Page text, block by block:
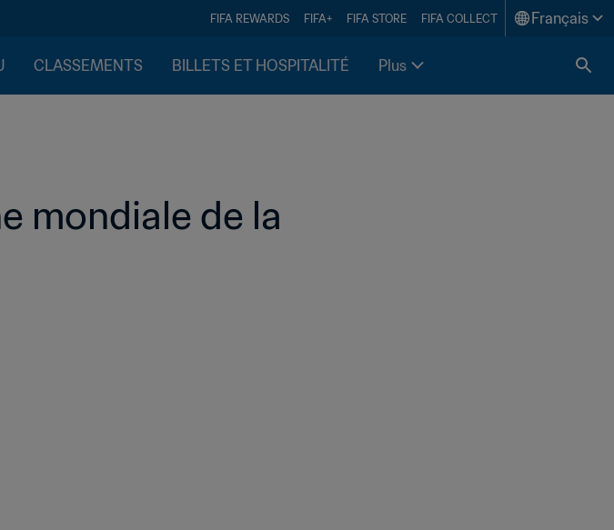
FIFA REWARDS FIFA+ FIFA STORE FIFA COLLECT Français
CLASSEMENTS BILLETS ET HOSPITALITÉ Plus
mondiale de la